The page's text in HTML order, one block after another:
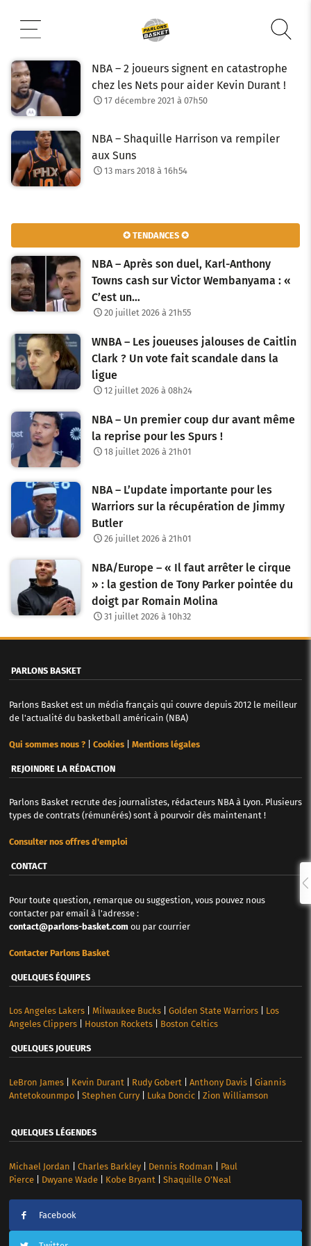
contenu
NBA – 2 joueurs signent en catastrophe
chez les Nets pour aider Kevin Durant !
17 décembre 2021 à 07h50
NBA – Shaquille Harrison va rempiler
aux Suns
13 mars 2018 à 16h54
✪ TENDANCES ✪
NBA – Après son duel, Karl-Anthony
Towns cash sur Victor Wembanyama : «
C’est un…
20 juillet 2026 à 21h55
WNBA – Les joueuses jalouses de Caitlin
Clark ? Un vote fait scandale dans la
ligue
12 juillet 2026 à 08h24
NBA – Un premier coup dur avant même
la reprise pour les Spurs !
18 juillet 2026 à 21h01
NBA – L’update importante pour les
Warriors sur la récupération de Jimmy
Butler
26 juillet 2026 à 21h01
NBA/Europe – « Il faut arrêter le cirque
» : la gestion de Tony Parker pointée du
doigt par Romain Molina
31 juillet 2026 à 10h32
PARLONS BASKET
Parlons Basket est un média français qui couvre depuis 2012 le meilleur
de l'actualité du basketball américain (NBA)
Qui sommes nous ?| Cookies| Mentions légales
REJOINDRE LA RÉDACTION
Parlons Basket recrute des journalistes, rédacteurs NBA à Lyon. Plusieurs
types de contrats (rémunérés) sont à pourvoir dès maintenant !
Consulter nos offres d'emploi
CONTACT
Pour toute question, remarque ou suggestion, vous pouvez nous
contacter par email à l'adresse :
contact@parlons-basket.com ou par courrier
Contacter Parlons Basket
QUELQUES ÉQUIPES
Los Angeles Lakers| Milwaukee Bucks| Golden State Warriors| Los
Angeles Clippers| Houston Rockets| Boston Celtics
QUELQUES JOUEURS
LeBron James| Kevin Durant Rudy Gobert Anthony Davis| Giannis
Antetokounmpo| Stephen Curry| Luka Doncic| Zion Williamson
QUELQUES LÉGENDES
Michael Jordan Charles Barkley| Dennis Rodman
Paul
Pierce| Dwyane Wade| Kobe Bryant Shaquille O’Neal
Facebook